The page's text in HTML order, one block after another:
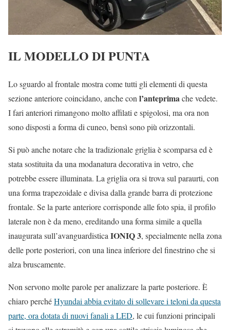
IL MODELLO DI PUNTA
Lo sguardo al frontale mostra come tutti gli elementi di questa
sezione anteriore coincidano, anche con l’anteprimache vedete.
I fari anteriori rimangono molto affilati e spigolosi, ma ora non
sono disposti a forma di cuneo, bensì sono più orizzontali.
Si può anche notare che la tradizionale griglia è scomparsa ed è
stata sostituita da una modanatura decorativa in vetro, che
potrebbe essere illuminata. La griglia ora si trova sul paraurti, con
una forma trapezoidale e divisa dalla grande barra di protezione
frontale. Se la parte anteriore corrisponde alle foto spia, il profilo
laterale non è da meno, ereditando una forma simile a quella
inaugurata sull’avanguardistica IONIQ 3, specialmente nella zona
delle porte posteriori, con una linea inferiore del finestrino che si
alza bruscamente.
Non servono molte parole per analizzare la parte posteriore. È
chiaro perchéHyundai abbia evitato di sollevare i teloni da questa
parte, ora dotata di nuovi fanali a LED, le cui funzioni principali